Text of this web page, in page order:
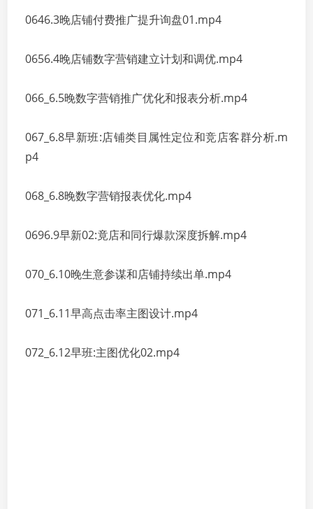
0646.3晚店铺付费推广提升询盘01.mp4
0656.4晚店铺数字营销建立计划和调优.mp4
066_6.5晚数字营销推广优化和报表分析.mp4
067_6.8早新班:店铺类目属性定位和竞店客群分析.m
p4
068_6.8晚数字营销报表优化.mp4
0696.9早新02:竟店和同行爆款深度拆解.mp4
070_6.10晚生意参谋和店铺持续出单.mp4
071_6.11早高点击率主图设计.mp4
072_6.12早班:主图优化02.mp4